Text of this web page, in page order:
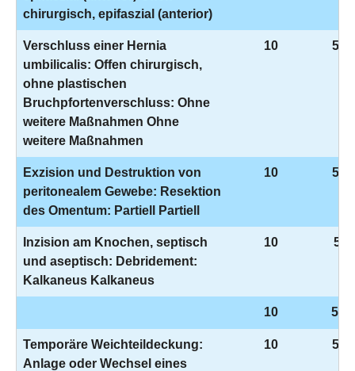
chirurgisch, epifaszial (anterior)
Verschluss einer Hernia
umbilicalis: Offen chirurgisch,
ohne plastischen
Bruchpfortenverschluss: Ohne
weitere Maßnahmen Ohne
weitere Maßnahmen
10 5-
Exzision und Destruktion von
peritonealem Gewebe: Resektion
des Omentum: Partiell Partiell
10 5-
Inzision am Knochen, septisch
und aseptisch: Debridement:
Kalkaneus Kalkaneus
10 5-
10 5-
Temporäre Weichteildeckung:
Anlage oder Wechsel eines
10 5-